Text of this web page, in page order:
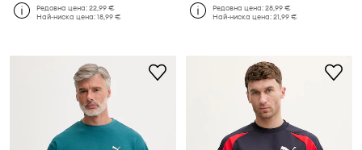
Редовна цена:22,99 €
Най-ниска цена:18,99 €
Редовна цена:28,99 €
Най-ниска цена:21,99 €